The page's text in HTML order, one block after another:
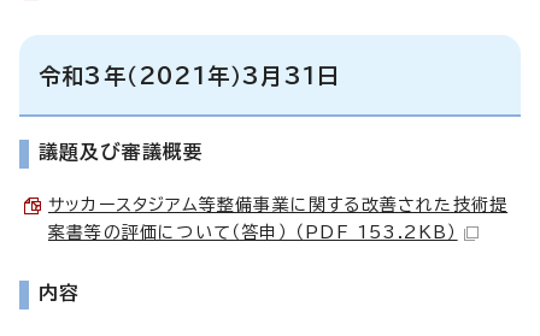
令和3年（2021年）3月31日
議題及び審議概要
サッカースタジアム等整備事業に関する改善された技術提
案書等の評価について（答申） （PDF 153.2KB）
内容